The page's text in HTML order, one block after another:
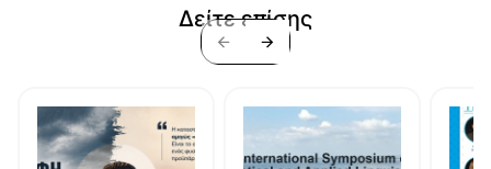
Δείτε επίσης